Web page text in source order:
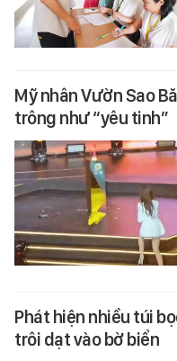
Mỹ nhân Vườn Sao
trông như “yêu tinh”
Phát hiện nhiều túi
trôi dạt vào bờ biển